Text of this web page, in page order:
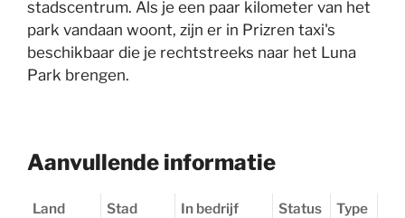
stadscentrum. Als je een paar kilometer van het
park vandaan woont, zijn er in Prizren taxi's
beschikbaar die je rechtstreeks naar het Luna
Park brengen.
Aanvullende informatie
Land Stad In bedrijf Status Type